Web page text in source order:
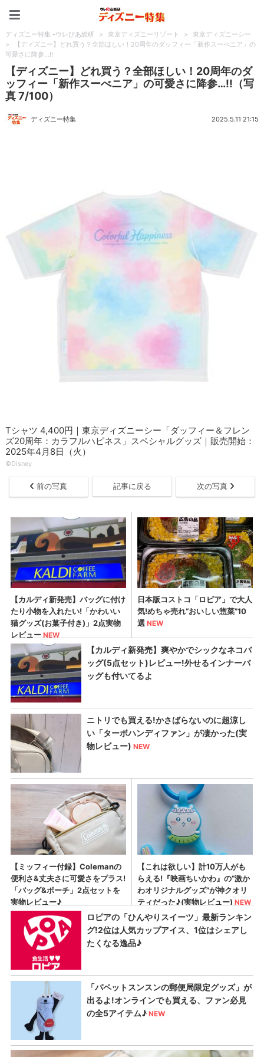
ディズニー特集 -ウレぴあ総研 > 東京ディズニーリゾート >
東京ディズニーシー
>
【ディズニー】どれ買う？全部ほしい！20周年のダッフィー「新作スーべニア」の
可愛さに降参…!!
【ディズニー】どれ買う？全部ほしい！20周年のダ
ッフィー「新作スーべニア」の可愛さに降参…!!（写
真 7/100）
ディズニー特集 2025.5.11 21:15
Tシャツ 4,400円｜東京ディズニーシー「ダッフィー＆フレン
ズ20周年：カラフルハピネス」スペシャルグッズ｜販売開始：
2025年4月8日（火）
©Disney
前の写真 記事に戻る 次の写真